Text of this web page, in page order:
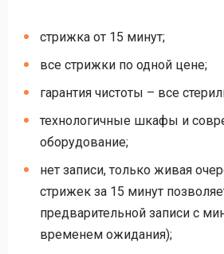
стрижка от 15 минут;
все стрижки по одной цене;
гарантия чистоты – все
технологичные шкафы и
оборудование;
нет записи, только живая
стрижек за 15 минут
предварительной записи с
временем ожидания);